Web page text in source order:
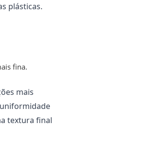
plásticas.
fina.
mais
textura final